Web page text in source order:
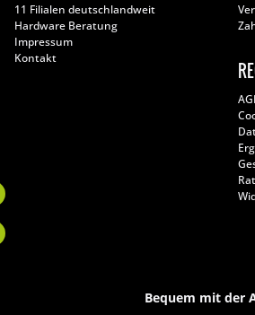
11 Filialen deutschlandweit
Hardware Beratung
Impressum
Kontakt
Bequem mit der